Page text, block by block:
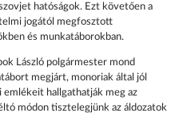
hatóságok. Ezt követően a
jogától megfosztott
és munkatáborokban.
László polgármester mond
megjárt, monoriak által jól
hallgathatják meg az
módon tisztelegjünk az áldozatok